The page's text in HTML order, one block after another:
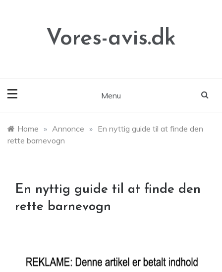
Vores-avis.dk
Menu
Home » Annonce » En nyttig guide til at finde den
rette barnevogn
En nyttig guide til at finde den
rette barnevogn